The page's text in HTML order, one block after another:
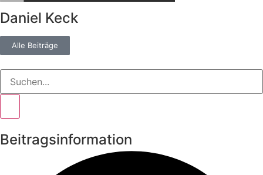
Daniel Keck
Alle Beiträge
Beitragsinformation